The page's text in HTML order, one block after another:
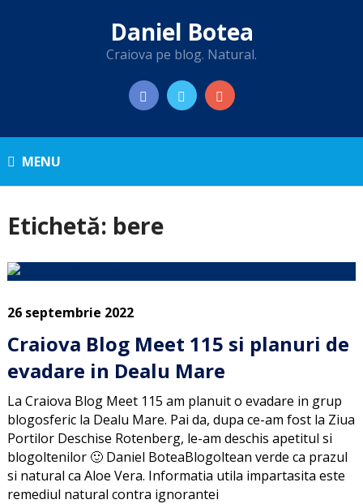
Daniel Botea
Craiova pe blog. Natural.
MENU
Etichetă: bere
26 septembrie 2022
Craiova Blog Meet 115 si planuri de
evadare in Dealu Mare
La Craiova Blog Meet 115 am planuit o evadare in grup
blogosferic la Dealu Mare. Pai da, dupa ce-am fost la Ziua
Portilor Deschise Rotenberg, le-am deschis apetitul si
blogoltenilor 🙂 Daniel BoteaBlogoltean verde ca prazul
si natural ca Aloe Vera. Informatia utila impartasita este
remediul natural contra ignorantei